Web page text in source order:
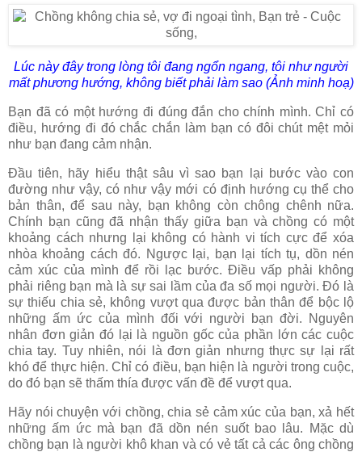
Lúc này đây trong lòng tôi đang ngổn ngang, tôi như người
mất phương hướng, không biết phải làm sao (Ảnh minh hoạ)
Bạn đã có một hướng đi đúng đắn cho chính mình. Chỉ có
điều, hướng đi đó chắc chắn làm bạn có đôi chút mệt mỏi
như bạn đang cảm nhận.
Đầu tiên, hãy hiểu thật sâu vì sao bạn lại bước vào con
đường như vậy, có như vậy mới có định hướng cụ thể cho
bản thân, để sau này, bạn không còn chông chênh nữa.
Chính bạn cũng đã nhận thấy giữa bạn và chồng có một
khoảng cách nhưng lại không có hành vi tích cực để xóa
nhòa khoảng cách đó. Ngược lại, bạn lại tích tụ, dồn nén
cảm xúc của mình để rồi lạc bước. Điều vấp phải không
phải riêng bạn mà là sự sai lầm của đa số mọi người. Đó là
sự thiếu chia sẻ, không vượt qua được bản thân để bộc lộ
những ấm ức của mình đối với người bạn đời. Nguyên
nhân đơn giản đó lại là nguồn gốc của phần lớn các cuộc
chia tay. Tuy nhiên, nói là đơn giản nhưng thực sự lại rất
khó để thực hiện. Chỉ có điều, bạn hiện là người trong cuộc,
do đó bạn sẽ thấm thía được vấn đề để vượt qua.
Hãy nói chuyện với chồng, chia sẻ cảm xúc của bạn, xả hết
những ấm ức mà bạn đã dồn nén suốt bao lâu. Mặc dù
chồng bạn là người khô khan và có vẻ tất cả các ông chồng